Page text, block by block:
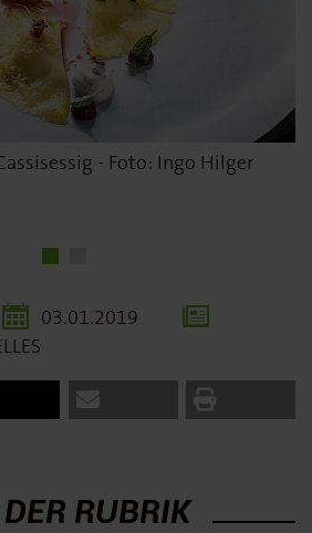
- Foto: Ingo Hilger
03.01.2019
RUBRIK